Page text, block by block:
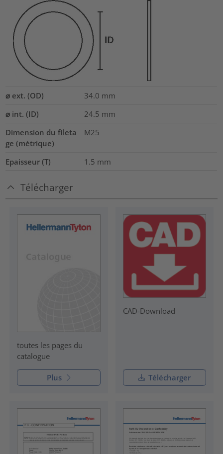
⌀ ext. (OD) 34.0 mm
⌀ int. (ID)
24.5 mm
Dimension du fileta
ge (métrique)
M25
Epaisseur (T) 1.5 mm
Télécharger
toutes les pages du
catalogue
Plus
CAD-Download
Télécharger